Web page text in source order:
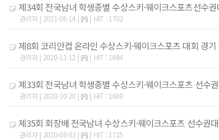
제34회 전국남녀 학생종별 수상스키·웨이크스포츠선수
관리자 | 2021-06-14 | | HIT : 1702
제8회 코리안컵 온라인 수상스키·웨이크스포츠 대회 경
관리자 | 2020-11-12 | | HIT : 1694
제33회 전국남녀 학생종별 수상스키·웨이크스포츠 선수
관리자 | 2020-10-20 | | HIT : 1669
제35회 회장배 전국남녀 수상스키·웨이크스포츠 선수권
관리자 | 2020-08-03 | | HIT : 1715